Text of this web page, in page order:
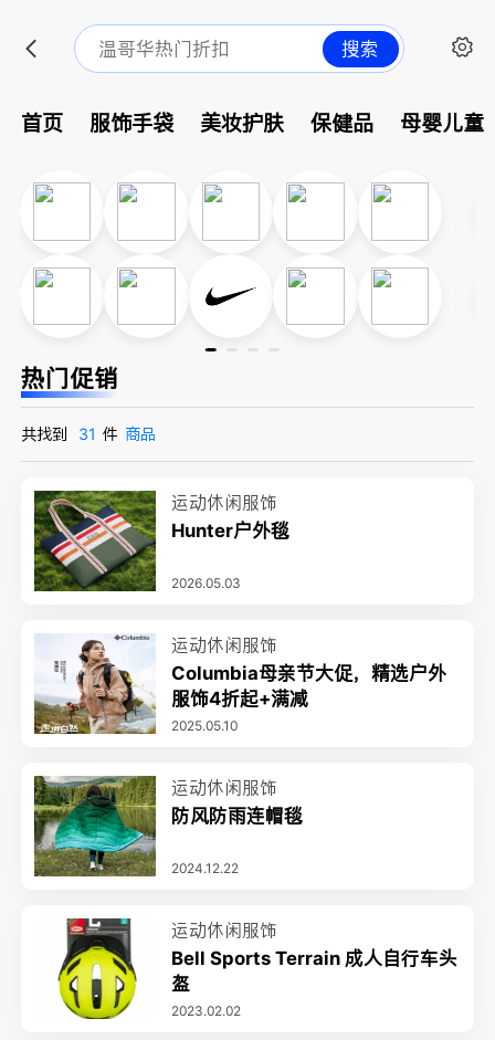
搜索
首页 服饰手袋 美妆护肤 保健品 母婴儿童
热门促销
共找到 31 件 商品
运动休闲服饰
Hunter户外毯
2026.05.03
运动休闲服饰
Columbia母亲节大促，精选户外
服饰4折起+满减
2025.05.10
运动休闲服饰
防风防雨连帽毯
2024.12.22
运动休闲服饰
Bell Sports Terrain 成人自行车头
盔
2023.02.02